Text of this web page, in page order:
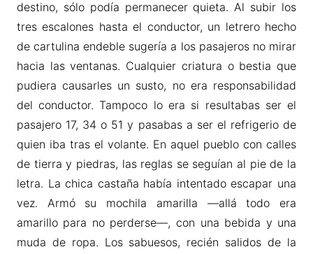
destino, sólo podía permanecer quieta. Al subir los
tres escalones hasta el conductor, un letrero hecho
de cartulina endeble sugería a los pasajeros no mirar
hacia las ventanas. Cualquier criatura o bestia que
pudiera causarles un susto, no era responsabilidad
del conductor. Tampoco lo era si resultabas ser el
pasajero 17, 34 o 51 y pasabas a ser el refrigerio de
quien iba tras el volante. En aquel pueblo con calles
de tierra y piedras, las reglas se seguían al pie de la
letra. La chica castaña había intentado escapar una
vez. Armó su mochila amarilla —allá todo era
amarillo para no perderse—, con una bebida y una
muda de ropa. Los sabuesos, recién salidos de la